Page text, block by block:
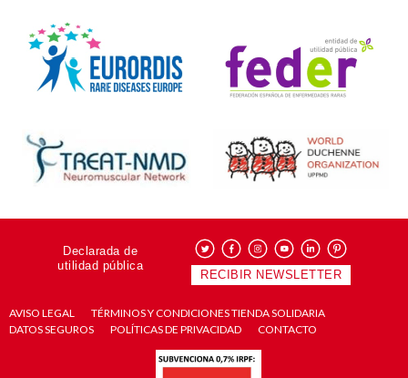
Declarada de
utilidad pública
RECIBIR NEWSLETTER
AVISO LEGAL
TÉRMINOS Y CONDICIONES TIENDA SOLIDARIA
DATOS SEGUROS
POLÍTICAS DE PRIVACIDAD CONTACTO